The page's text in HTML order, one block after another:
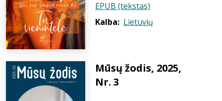
EPUB (tekstas)
Kalba: Lietuvių
Mūsų žodis, 2025,
Nr. 3